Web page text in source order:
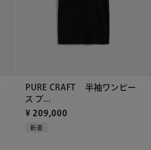
PURE CRAFT 半袖ワンピー
ス ブ...
¥ 209,000
新着